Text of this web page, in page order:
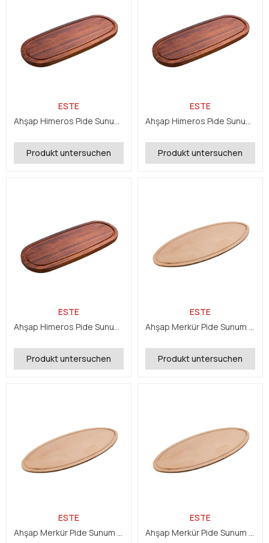
ESTE
Ahşap Himeros Pide Sunum 16x40x2,4 cm
Produkt untersuchen
ESTE
Ahşap Himeros Pide Sunum 16x45x2,4 cm
Produkt untersuchen
ESTE
Ahşap Himeros Pide Sunum 16x50x2,4 cm
Produkt untersuchen
ESTE
Ahşap Merkür Pide Sunum 19x29x0,8 cm
Produkt untersuchen
ESTE
Ahşap Merkür Pide Sunum 23x33x0,8 cm
ESTE
Ahşap Merkür Pide Sunum 18x41x0,8 cm